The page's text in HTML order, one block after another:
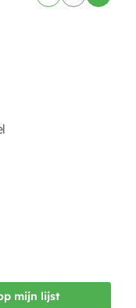
mijn lijst